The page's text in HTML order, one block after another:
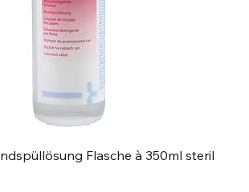
Flasche à 350ml steril